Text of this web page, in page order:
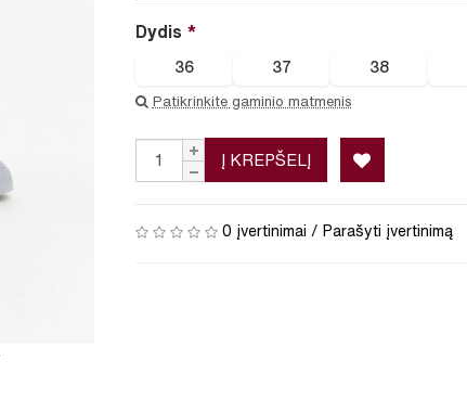
Dydis
36 37 38
Patikrinkite gaminio matmenis
Į KREPŠELĮ
0 įvertinimai / Parašyti įvertinimą